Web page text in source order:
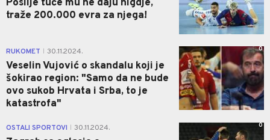
Poslije tuče mu ne daju nigdje,
traže 200.000 evra za njega!
RUKOMET 30.11.2024.
Veselin Vujović o skandalu koji je
šokirao region: "Samo da ne bude
ovo sukob Hrvata i Srba, to je
katastrofa"
0
OSTALI SPORTOVI 30.11.2024. 0